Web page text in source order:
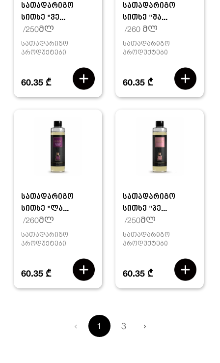
სათადარიგო
სითხე "ვე...
/250მლ
სათადარიგო
პროდუქტები
60.35 ₾
სათადარიგო
სითხე "შა...
/260 მლ
სათადარიგო
პროდუქტები
60.35 ₾
სათადარიგო
სითხე "ლა...
/260მლ
სათადარიგო
პროდუქტები
60.35 ₾
სათადარიგო
სითხე "პე...
/250მლ
სათადარიგო
პროდუქტები
60.35 ₾
‹ 1 3 ›